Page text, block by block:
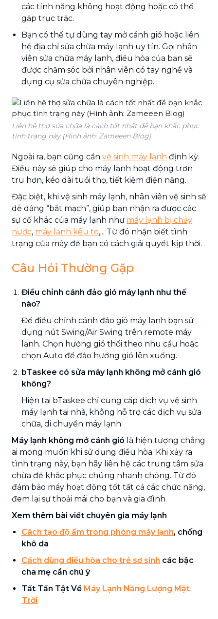
các tính năng không hoạt động hoặc có thể
gặp trục trặc.
Bạn có thể tự dùng tay mở cánh gió hoặc liên
hệ địa chỉ sửa chữa máy lạnh uy tín. Gọi nhân
viên sửa chữa máy lạnh, điều hòa của bạn sẽ
được chăm sóc bởi nhân viên có tay nghề và
dụng cụ sửa chữa chuyên nghiệp.
Liên hệ thợ sửa chữa là cách tốt nhất để bạn khắc phục
tình trạng này (Hình ảnh: Zameeen Blog)
Ngoài ra, bạn cũng cần vệ sinh máy lạnh định kỳ.
Điều này sẽ giúp cho máy lạnh hoạt động trơn
tru hơn, kéo dài tuổi thọ, tiết kiệm điện năng.
Đặc biệt, khi vệ sinh máy lạnh, nhân viên vệ sinh sẽ
dễ dàng “bắt mạch”, giúp bạn nhận ra được các
sự cố khác của máy lạnh như máy lạnh bị chảy
nước, máy lạnh kêu to,... Từ đó nhận biết tình
trạng của máy để bạn có cách giải quyết kịp thời.
Câu Hỏi Thường Gặp
Điều chỉnh cánh đảo gió máy lạnh như thế
nào?
Để điều chỉnh cánh đảo gió máy lạnh bạn sử
dụng nút Swing/Air Swing trên remote máy
lạnh. Chọn hướng gió thổi theo nhu cầu hoặc
chọn Auto để đảo hướng gió lên xuống.
bTaskee có sửa máy lạnh không mở cánh gió
không?
Hiện tại bTaskee chỉ cung cấp dịch vụ vệ sinh
máy lạnh tại nhà, không hỗ trợ các dịch vụ sửa
chữa, di chuyển máy lạnh.
Máy lạnh không mở cánh gió là hiện tượng chẳng
ai mong muốn khi sử dụng điều hòa. Khi xảy ra
tình trạng này, bạn hãy liên hệ các trung tâm sửa
chữa để khắc phục chúng nhanh chóng. Từ đó
đảm bảo máy hoạt động tốt tất cả các chức năng,
đem lại sự thoải mái cho bạn và gia đình.
Xem thêm bài viết chuyên gia máy lạnh
Cách tạo độ ẩm trong phòng máy lạnh, chống
khô da
Cách dùng điều hòa cho trẻ sơ sinh các bậc
cha mẹ cần chú ý
Tất Tần Tật Về Máy Lạnh Năng Lượng Mặt
Trời